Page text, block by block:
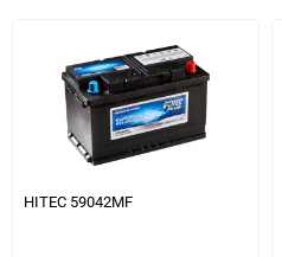
HITEC 59042MF